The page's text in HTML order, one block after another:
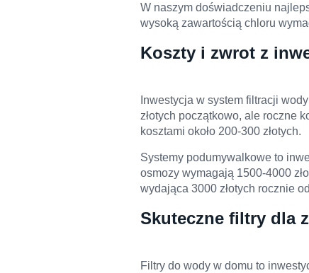
W naszym doświadczeniu
wysoką zawartością chloru
Koszty i zwrot z
Inwestycja w system filtracji
złotych początkowo, ale roczne
kosztami około 200-300 złotych.
Systemy podumywalkowe to
osmozy wymagają 1500-4000
wydająca 3000 złotych rocznie
Skuteczne filtry dla
Filtry do wody w domu to